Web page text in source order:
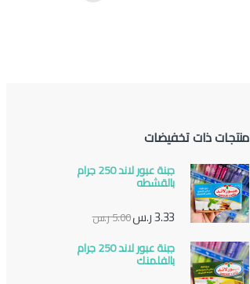
منتجات ذات تخفيضات
جبنة عبور لاند 250 جرام
بالقشطه
3.33ر.س5.00ر.س
جبنة عبور لاند 250 جرام
بالفلمنك